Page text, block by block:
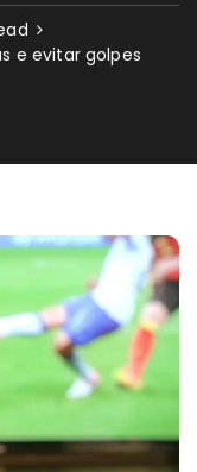
e evitar golpes